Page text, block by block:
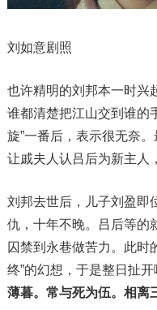
刘如意剧照
也许精明的刘邦本一时兴
谁都清楚把江山交到谁的
旋”一番后，表示很无奈
让戚夫人认吕后为新主人
刘邦去世后，儿子刘盈即
仇，十年不晚。吕后等的
囚禁到永巷做苦力。此时
终”的幻想，于是整日扯开
薄暮。常与死为伍。相离